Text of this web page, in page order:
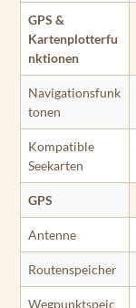
GPS &
Kartenplotterfu
nktionen
Navigationsfunk
tonen
Kompatible
Seekarten
GPS
Antenne
Routenspeicher
Wegpunktspeic